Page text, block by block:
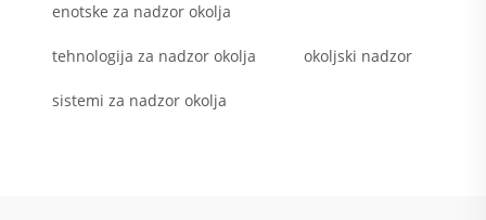
enotske za nadzor okolja
tehnologija za nadzor okolja okoljski nadzor
sistemi za nadzor okolja